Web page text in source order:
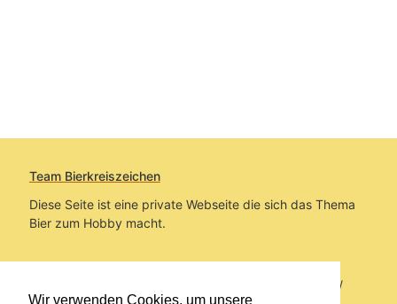
Wir verwenden Cookies, um unsere
Team Bierkreiszeichen
Diese Seite ist eine private Webseite die sich das Thema
Bier zum Hobby macht.
Sie befinden sich auf https://www.bierkreiszeichen.at/